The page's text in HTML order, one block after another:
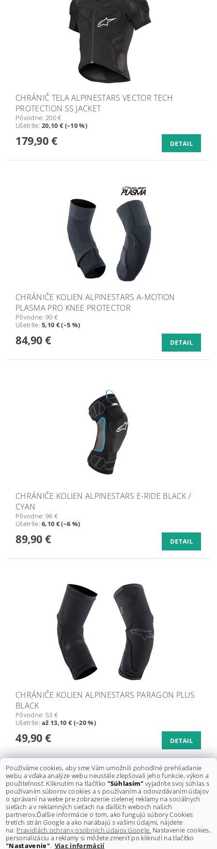
CHRÁNIČ TELA ALPINESTARS VECTOR TECH
PROTECTION SS JACKET
Pôvodne: 200 €
Ušetríte:20,10 € (–10 %)
179,90 € DETAIL
CHRÁNIČE KOLIEN ALPINESTARS A-MOTION
PLASMA PRO KNEE PROTECTOR
Pôvodne: 90 €
Ušetríte:5,10 € (–5 %)
84,90 € DETAIL
CHRÁNIČE KOLIEN ALPINESTARS E-RIDE BLACK /
CYAN
Pôvodne: 96 €
Ušetríte:6,10 € (–6 %)
89,90 € DETAIL
CHRÁNIČE KOLIEN ALPINESTARS PARAGON PLUS
BLACK
Pôvodne: 53 €
Ušetríte:až 13,10 € (–20 %)
49,90 € DETAIL
ĎALŠIE PRODUKTY
1 2
3
44položiek celkom
Používáme cookies, aby sme Vám umožnili pohodlné prehliadanie
webu a vďaka analýze webu neustále zlepšovali jeho funkcie, výkon a
použiteľnosť. Kliknutím na tlačítko "Súhlasím" vyjadríte svoj súhlas s
používaním súborov cookies a s používaním a odovzdávaním údajov
o správaní na webe pre zobrazenie cielenej reklamy na sociálnych
sieťach a v reklamných sieťach na ďalších weboch našich
partnerov.Ďalšie informácie o tom, ako fungujú súbory Cookies
tretích strán Google a ako narábajú s vašimi údajmi, nájdete
na: Pravidlách ochrany osobných údajov Google. Nastavenie cookies,
personalizáciu a reklamy si môžete zmeniť po kliknutí na tlačítko
"Nastavenie". Viac informácií